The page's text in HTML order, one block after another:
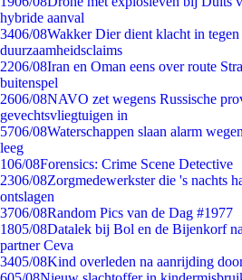
hybride aanval
3406/08Wakker Dier dient klacht in
duurzaamheidsclaims
2206/08Iran en Oman eens over route
buitenspel
2606/08NAVO zet wegens Russische
gevechtsvliegtuigen in
5706/08Waterschappen slaan alarm
leeg
106/08Forensics: Crime Scene Detective
2306/08Zorgmedewerkster die 's nachts
ontslagen
3706/08Random Pics van de Dag #1977
1805/08Datalek bij Bol en de Bijenkorf
partner Ceva
3405/08Kind overleden na aanrijding